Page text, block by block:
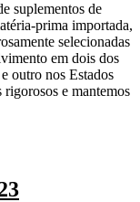
suplementos de
prima importada,
selecionadas
em dois dos
outro nos Estados
e mantemos